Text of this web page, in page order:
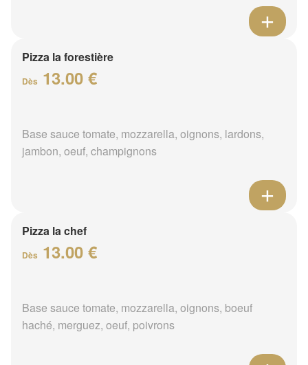
Pizza la forestière
Dès 13.00 €
Base sauce tomate, mozzarella, oignons, lardons,
jambon, oeuf, champignons
Pizza la chef
Dès 13.00 €
Base sauce tomate, mozzarella, oignons, boeuf
haché, merguez, oeuf, poivrons